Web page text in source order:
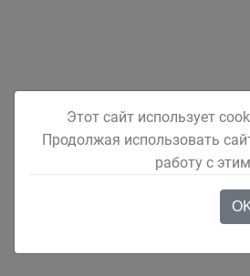
Этот сайт использует
Продолжая использовать
работу с